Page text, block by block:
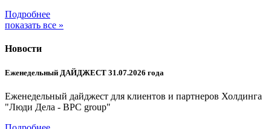
Подробнее
показать все »
Новости
Еженедельный ДАЙДЖЕСТ 31.07.2026 года
Еженедельный дайджест для клиентов и партнеров Холдинга
"Люди Дела - BPC group"